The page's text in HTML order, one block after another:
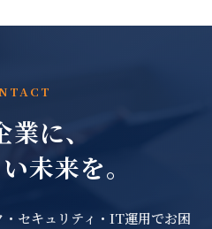
に、
未来を。
セキュリティ・IT運用でお困